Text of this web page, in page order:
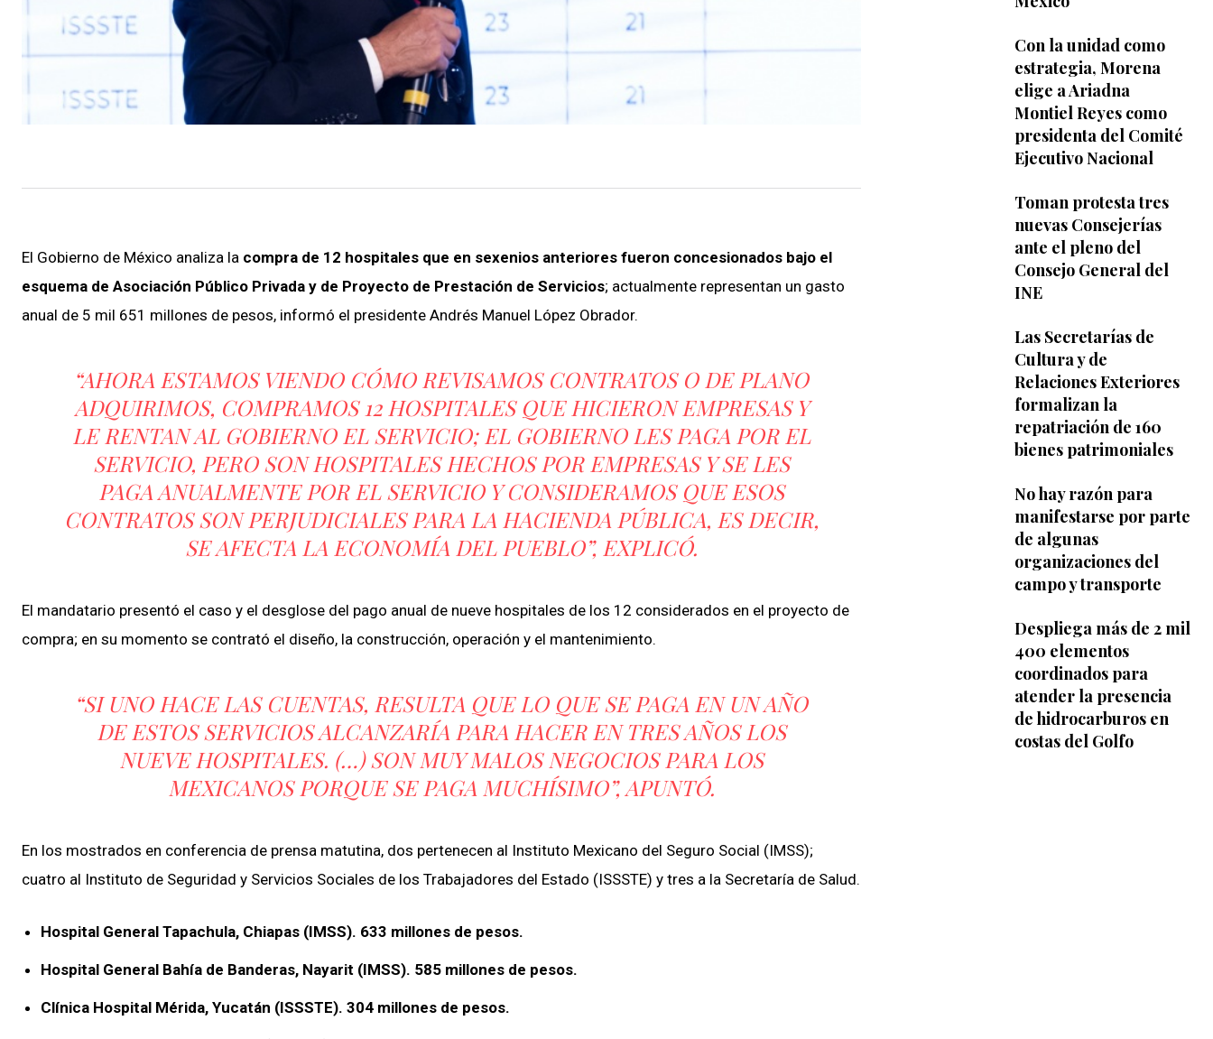
El Gobierno de México analiza la compra de 12 hospitales que en sexenios anteriores fueron concesionados bajo el
esquema de Asociación Público Privada y de Proyecto de Prestación de Servicios; actualmente representan un gasto
anual de 5 mil 651 millones de pesos, informó el presidente Andrés Manuel López Obrador.
“AHORA ESTAMOS VIENDO CÓMO REVISAMOS CONTRATOS O DE PLANO
ADQUIRIMOS, COMPRAMOS 12 HOSPITALES QUE HICIERON EMPRESAS Y
LE RENTAN AL GOBIERNO EL SERVICIO; EL GOBIERNO LES PAGA POR EL
SERVICIO, PERO SON HOSPITALES HECHOS POR EMPRESAS Y SE LES
PAGA ANUALMENTE POR EL SERVICIO Y CONSIDERAMOS QUE ESOS
CONTRATOS SON PERJUDICIALES PARA LA HACIENDA PÚBLICA, ES DECIR,
SE AFECTA LA ECONOMÍA DEL PUEBLO”, EXPLICÓ.
El mandatario presentó el caso y el desglose del pago anual de nueve hospitales de los 12 considerados en el proyecto de
compra; en su momento se contrató el diseño, la construcción, operación y el mantenimiento.
“SI UNO HACE LAS CUENTAS, RESULTA QUE LO QUE SE PAGA EN UN AÑO
DE ESTOS SERVICIOS ALCANZARÍA PARA HACER EN TRES AÑOS LOS
NUEVE HOSPITALES. (…) SON MUY MALOS NEGOCIOS PARA LOS
MEXICANOS PORQUE SE PAGA MUCHÍSIMO”, APUNTÓ.
En los mostrados en conferencia de prensa matutina, dos pertenecen al Instituto Mexicano del Seguro Social (IMSS);
cuatro al Instituto de Seguridad y Servicios Sociales de los Trabajadores del Estado (ISSSTE) y tres a la Secretaría de Salud.
Hospital General Tapachula, Chiapas (IMSS). 633 millones de pesos.
Hospital General Bahía de Banderas, Nayarit (IMSS). 585 millones de pesos.
Clínica Hospital Mérida, Yucatán (ISSSTE). 304 millones de pesos.
Con la unidad como
estrategia, Morena
elige a Ariadna
Montiel Reyes como
presidenta del Comité
Ejecutivo Nacional
Toman protesta tres
nuevas Consejerías
ante el pleno del
Consejo General del
INE
Las Secretarías de
Cultura y de
Relaciones Exteriores
formalizan la
repatriación de 160
bienes patrimoniales
No hay razón para
manifestarse por parte
de algunas
organizaciones del
campo y transporte
Despliega más de 2 mil
400 elementos
coordinados para
atender la presencia
de hidrocarburos en
costas del Golfo